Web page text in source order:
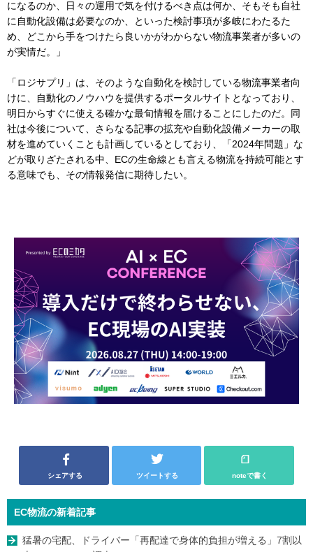
になるのか、日々の運用で気を付けるべき点は何か、そもそも自社
に自動化設備は必要なのか、といった検討事項が多岐にわたるた
め、どこから手をつけたら良いかがわからない物流事業者が多いの
が実情だ。」
「ロジサプリ」は、そのような自動化を検討している物流事業者向
けに、自動化のノウハウを提供するポータルサイトとなっており、
明日からすぐに使える確かな最旬情報を届けることにしたのだ。同
社は今後について、さらなる記事の拡充や自動化設備メーカーの取
材を進めていくことも計画しているとしており、「2024年問題」な
どが取りざたされる中、ECの生命線とも言える物流を持続可能とす
る意味でも、その情報発信に期待したい。
シェアする ツイートする noteで書く
EC物流の新着記事
猛暑の宅配、ドライバー「再配達で身体的負担が増える」7割以